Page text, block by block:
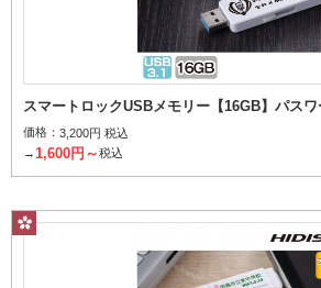
スマートロックUSBメモリー【16GB】パスワ
価格： 3,200円 税込
→ 1,600円～税込